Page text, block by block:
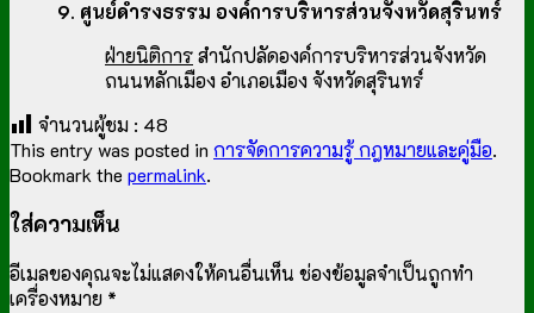
9. ศูนย์ดำรงธรรม องค์การบริหารส่วนจังหวัดสุรินทร์
ฝ่ายนิติการสำนักปลัดองค์การบริหารส่วนจังหวัด
ถนนหลักเมือง อำเภอเมือง จังหวัดสุรินทร์
จำนวนผู้ชม : 48
This entry was posted in การจัดการความรู้ กฎหมายและคู่มือ.
Bookmark the permalink.
ใส่ความเห็น
อีเมลของคุณจะไม่แสดงให้คนอื่นเห็น ช่องข้อมูลจำเป็นถูกทำ
เครื่องหมาย *